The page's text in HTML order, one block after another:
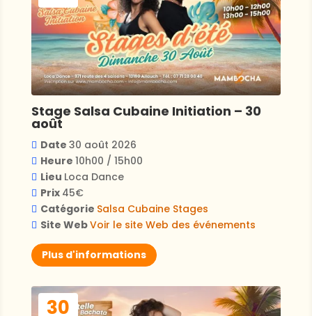
Stage Salsa Cubaine Initiation – 30
août
Date 30 août 2026
Heure 10h00 / 15h00
Lieu Loca Dance
Prix 45€
Catégorie Salsa Cubaine Stages
Site WebVoir le site Web des événements
Plus d'informations
30